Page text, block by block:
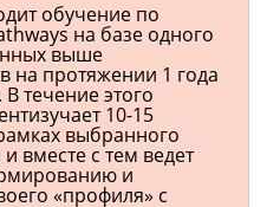
обучение по
на базе одного
выше
на протяжении 1 года
течение этого
10-15
выбранного
вместе с тем ведет
и
«профиля» с